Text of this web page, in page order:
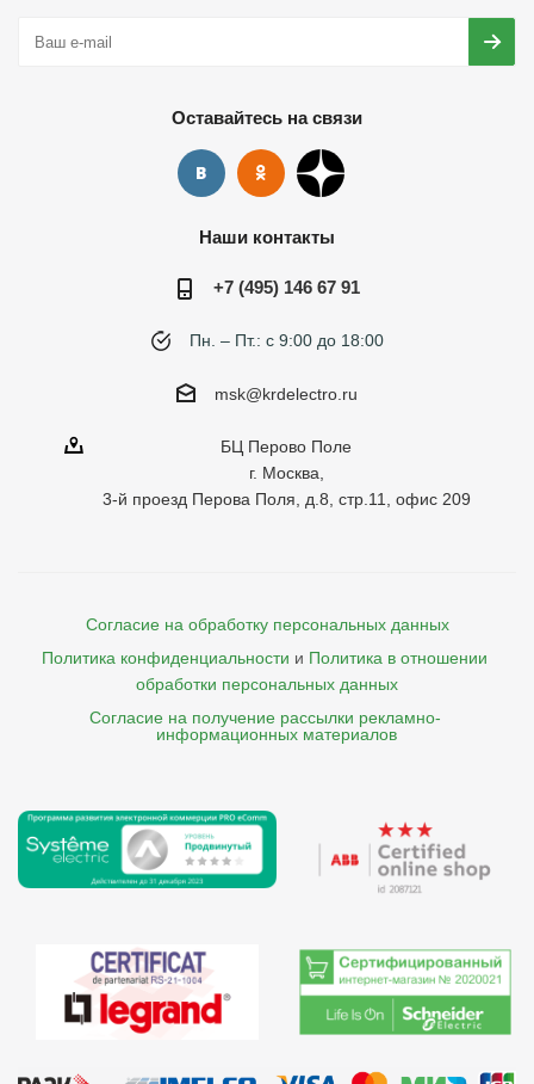
Оставайтесь на связи
Наши контакты
+7 (495) 146 67 91
Пн. – Пт.: с 9:00 до 18:00
msk@krdelectro.ru
БЦ Перово Поле
г. Москва,
3-й проезд Перова Поля, д.8, стр.11, офис 209
Согласие на обработку персональных данных
Политика конфиденциальности и Политика в отношении
обработки персональных данных
Согласие на получение рассылки рекламно-
    информационных материалов